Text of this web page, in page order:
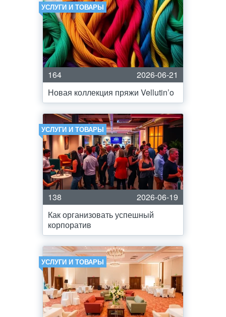
УСЛУГИ И ТОВАРЫ
164
2026-06-21
Новая коллекция пряжи Vellutin’o
УСЛУГИ И ТОВАРЫ
138
2026-06-19
Как организовать успешный
корпоратив
УСЛУГИ И ТОВАРЫ